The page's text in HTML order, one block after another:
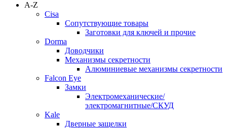
A-Z
Cisa
Сопутствующие товары
Заготовки для ключей и прочие
Dorma
Доводчики
Механизмы секретности
Алюминиевые механизмы секретности
Falcon Eye
Замки
Электромеханические/
электромагнитные/СКУД
Kale
Дверные защелки